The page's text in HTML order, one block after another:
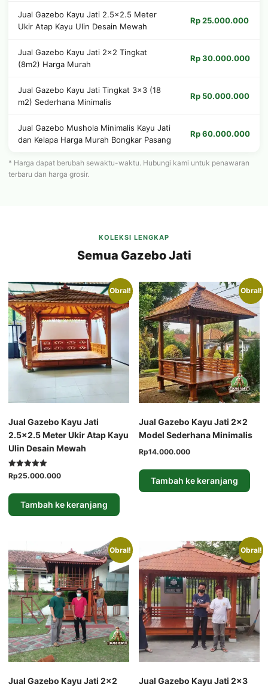
Jual Gazebo Kayu Jati 2.5x2.5 Meter
Ukir Atap Kayu Ulin Desain Mewah
Rp 25.000.000
Jual Gazebo Kayu Jati 2x2 Tingkat
(8m2) Harga Murah
Rp 30.000.000
Jual Gazebo Kayu Jati Tingkat 3x3 (18
m2) Sederhana Minimalis
Rp 50.000.000
Jual Gazebo Mushola Minimalis Kayu Jati
dan Kelapa Harga Murah Bongkar Pasang
Rp 60.000.000
* Harga dapat berubah sewaktu-waktu. Hubungi kami untuk penawaran
terbaru dan harga grosir.
KOLEKSI LENGKAP
Semua Gazebo Jati
Obral!
Jual Gazebo Kayu Jati
2.5×2.5 Meter Ukir Atap Kayu
Ulin Desain Mewah
Dinilai
5.00
Harga
adalah:
Rp28.000.000.
Rp25.000.000Harga
adalah:
Tambah ke keranjang
Obral!
Jual Gazebo Kayu Jati 2×2
Model Sederhana Minimalis
Harga
adalah:
Rp15.000.000.
Rp14.000.000Harga
adalah:
Tambah ke keranjang
Obral!
Jual Gazebo Kayu Jati 2×2
Obral!
Jual Gazebo Kayu Jati 2×3